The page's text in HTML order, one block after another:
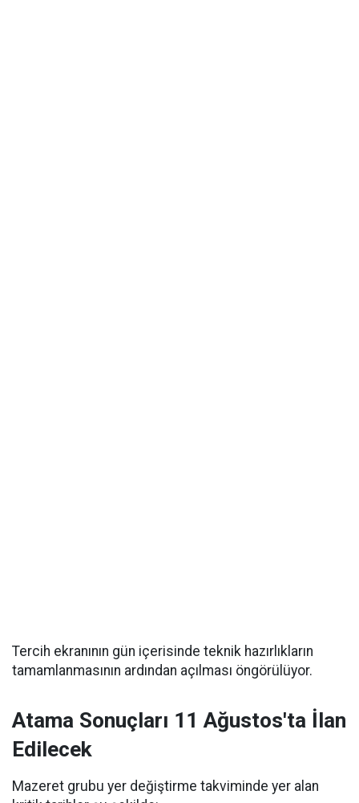
Tercih ekranının gün içerisinde teknik hazırlıkların
tamamlanmasının ardından açılması öngörülüyor.
Atama Sonuçları 11 Ağustos'ta İlan
Edilecek
Mazeret grubu yer değiştirme takviminde yer alan